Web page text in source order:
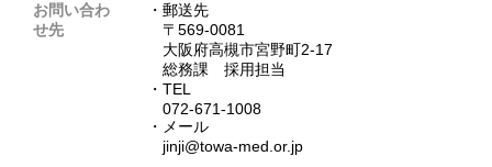
お問い合わ
せ先
・郵送先
〒569-0081
大阪府高槻市宮野町2-17
総務課 採用担当
・TEL
072-671-1008
・メール
jinji@towa-med.or.jp